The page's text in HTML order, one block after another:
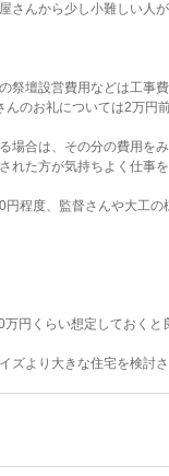
さんから少し小難しい人
祭壇設営費用などは工事
のお礼については2万円
合は、その分の費用をみ
れた方が気持ちよく仕事
程度、監督さんや大工
円くらい想定しておくと
ズより大きな住宅を検討